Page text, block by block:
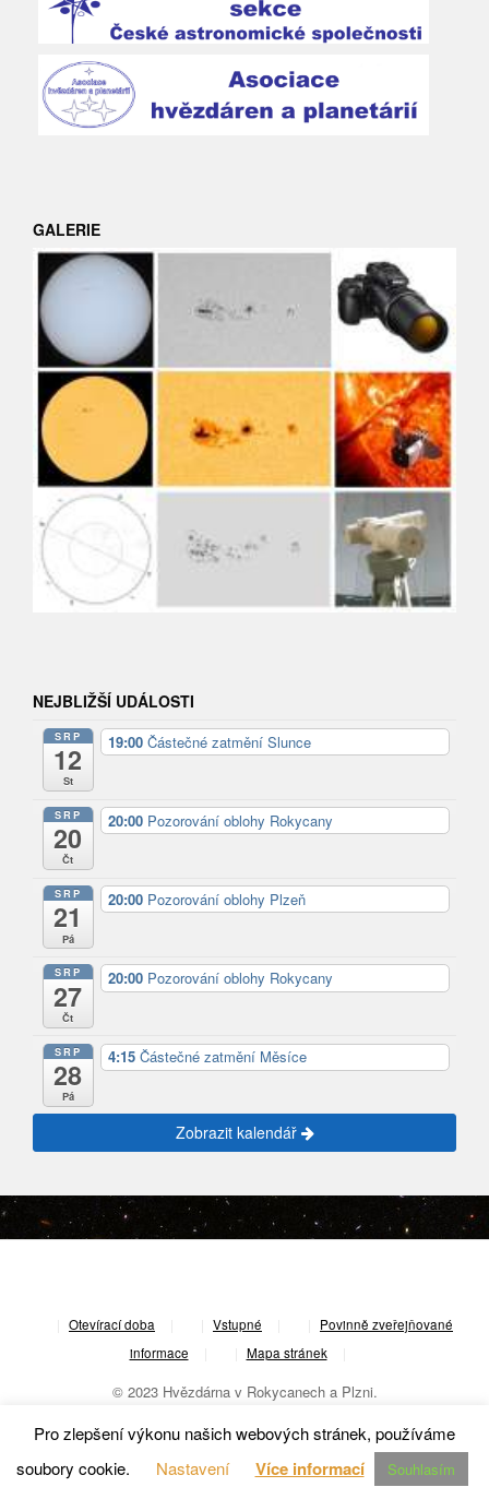
GALERIE
NEJBLIŽŠÍ UDÁLOSTI
SRP
12
St
19:00 Částečné zatmění Slunce
SRP
20
Čt
20:00 Pozorování oblohy Rokycany
SRP
21
Pá
20:00 Pozorování oblohy Plzeň
SRP
27
Čt
20:00 Pozorování oblohy Rokycany
SRP
28
Pá
4:15 Částečné zatmění Měsíce
Zobrazit kalendář
Otevírací doba Vstupné
Povinně zveřejňované
informace
Mapa stránek
© 2023 Hvězdárna v Rokycanech a Plzni.
Pro zlepšení výkonu našich webových stránek, používáme
soubory cookie.
Nastavení Více informací Souhlasím